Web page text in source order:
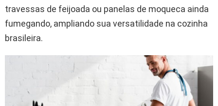
travessas de feijoada ou panelas de moqueca ainda
fumegando, ampliando sua versatilidade na cozinha
brasileira.